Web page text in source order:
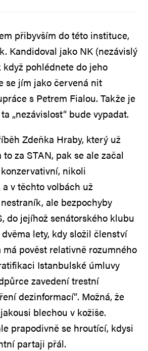
přibyvším do této instituce,
Kandidoval jako NK (nezávislý
když pohlédnete do jeho
se jím jako červená nit
s Petrem Fialou. Takže je
„nezávislost“ bude vypadat.
Zdeňka Hraby, který už
za STAN, pak se ale začal
nikoli
v těchto volbách už
ale bezpochyby
do jejíhož senátorského klubu
lety, kdy složil členství
má pověst relativně rozumného
Istanbulské úmluvy
zavedení trestní
dezinformací“. Možná, že
blechou v kožiše.
prapodivně se hroutící, kdysi
partaji přál.